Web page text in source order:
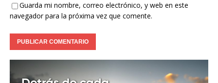
Guarda mi nombre, correo electrónico, y web en este
navegador para la próxima vez que comente.